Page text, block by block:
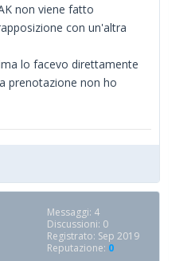
non viene fatto
con un'altra
lo facevo direttamente
prenotazione non ho
Messaggi: 4
Discussioni: 0
Registrato: Sep 2019
Reputazione: 0